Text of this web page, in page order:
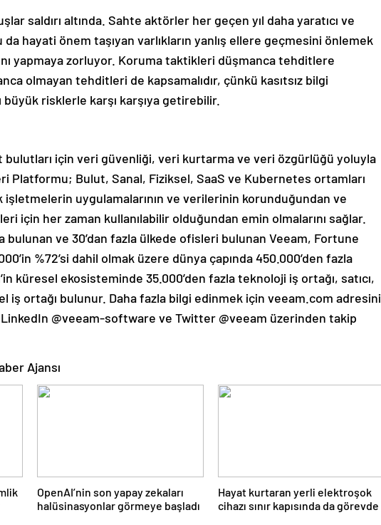
saldırı altında. Sahte aktörler her geçen yıl daha yaratıcı ve
hayati önem taşıyan varlıkların yanlış ellere geçmesini önlemek
yapmaya zorluyor. Koruma taktikleri düşmanca tehditlere
olmayan tehditleri de kapsamalıdır, çünkü kasıtsız bilgi
büyük risklerle karşı karşıya getirebilir.
bulutları için veri güvenliği, veri kurtarma ve veri özgürlüğü yoluyla
Platformu; Bulut, Sanal, Fiziksel, SaaS ve Kubernetes ortamları
uygulamalarının ve verilerinin korunduğundan ve
için her zaman kullanılabilir olduğundan emin olmalarını sağlar.
bulunan ve 30’dan fazla ülkede ofisleri bulunan Veeam, Fortune
%72’si dahil olmak üzere dünya çapında 450.000’den fazla
küresel ekosisteminde 35.000’den fazla teknoloji iş ortağı, satıcı,
iş ortağı bulunur. Daha fazla bilgi edinmek için veeam.com adresini
@veeam-software ve Twitter @veeam üzerinden takip
Ajansı
OpenAI’nin son yapay zekaları
halüsinasyonlar görmeye başladı
Hayat kurtaran yerli elektroşok
cihazı sınır kapısında da görevde